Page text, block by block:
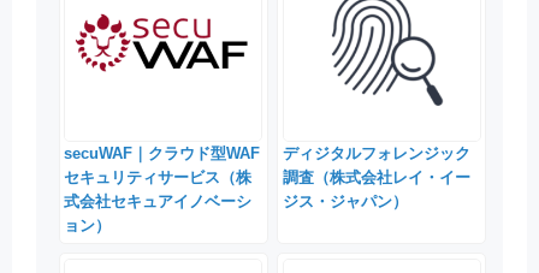
secuWAF｜クラウド型WAF
セキュリティサービス（株
式会社セキュアイノベーシ
ョン）
ディジタルフォレンジック
調査（株式会社レイ・イー
ジス・ジャパン）